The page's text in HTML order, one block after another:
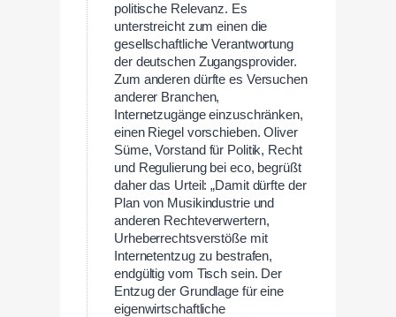
politische Relevanz. Es
unterstreicht zum einen die
gesellschaftliche Verantwortung
der deutschen Zugangsprovider.
Zum anderen dürfte es Versuchen
anderer Branchen,
Internetzugänge einzuschränken,
einen Riegel vorschieben. Oliver
Süme, Vorstand für Politik, Recht
und Regulierung bei eco, begrüßt
daher das Urteil: „Damit dürfte der
Plan von Musikindustrie und
anderen Rechteverwertern,
Urheberrechtsverstöße mit
Internetentzug zu bestrafen,
endgültig vom Tisch sein. Der
Entzug der Grundlage für eine
eigenwirtschaftliche